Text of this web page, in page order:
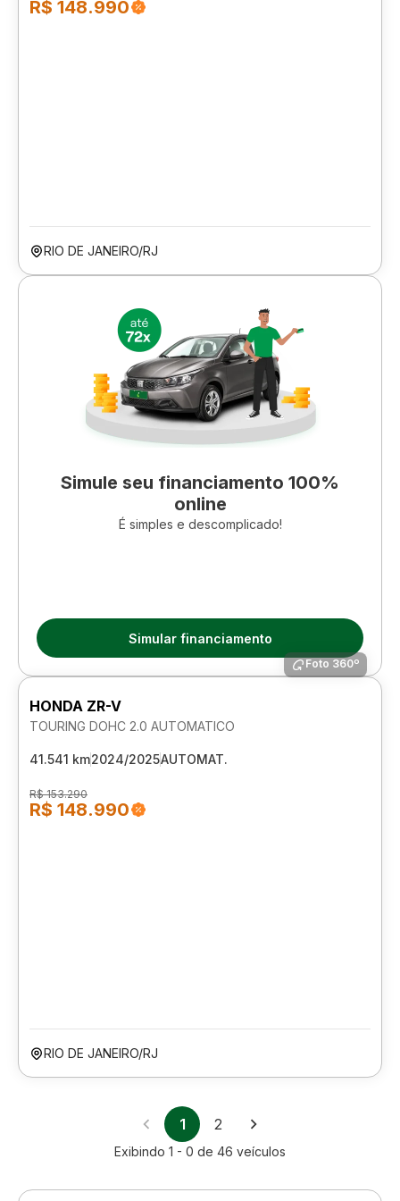
R$ 148.990
RIO DE JANEIRO/RJ
Simule seu financiamento 100%
online
É simples e descomplicado!
Simular financiamento
Foto 360º
HONDA ZR-V
TOURING DOHC 2.0 AUTOMATICO
41.541 km2024/2025AUTOMAT.
R$ 153.290
R$ 148.990
RIO DE JANEIRO/RJ
1 2
Exibindo 1 - 0 de 46 veículos